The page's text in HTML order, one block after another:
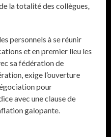
la totalité des collègues,
personnels à se réunir
et en premier lieu les
sa fédération de
exige l’ouverture
pour
avec une clause de
galopante.